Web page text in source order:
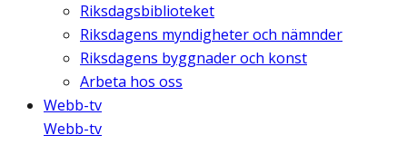
Riksdagsbiblioteket
Riksdagens myndigheter och nämnder
Riksdagens byggnader och konst
Arbeta hos oss
Webb-tv
Webb-tv